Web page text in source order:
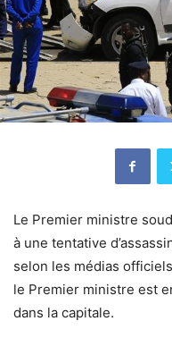
Le Premier ministre
à une tentative
selon les médias
le Premier ministre est
dans la capitale.